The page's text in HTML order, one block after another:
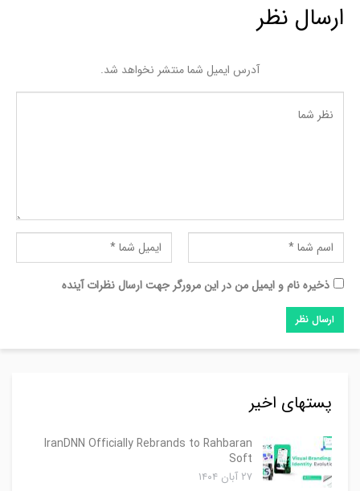
ارسال نظر
آدرس ایمیل شما منتشر نخواهد شد.
ذخیره نام و ایمیل من در این مرورگر جهت ارسال نظرات آینده
پستهای اخیر
IranDNN Officially Rebrands to Rahbaran
Soft
۲۷ آبان ۱۴۰۴